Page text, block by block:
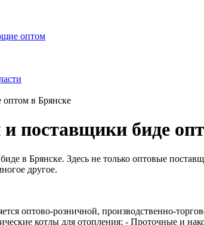
оптом
оптом в Брянске
поставщики биде
в Брянске. Здесь не только оптовые
другое.
оптово-розничной, производственно-
котлы для отопления; - Проточные и